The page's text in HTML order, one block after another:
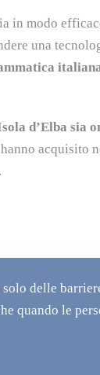
in modo
una
d’Elba sia
acquisito
delle
quando le